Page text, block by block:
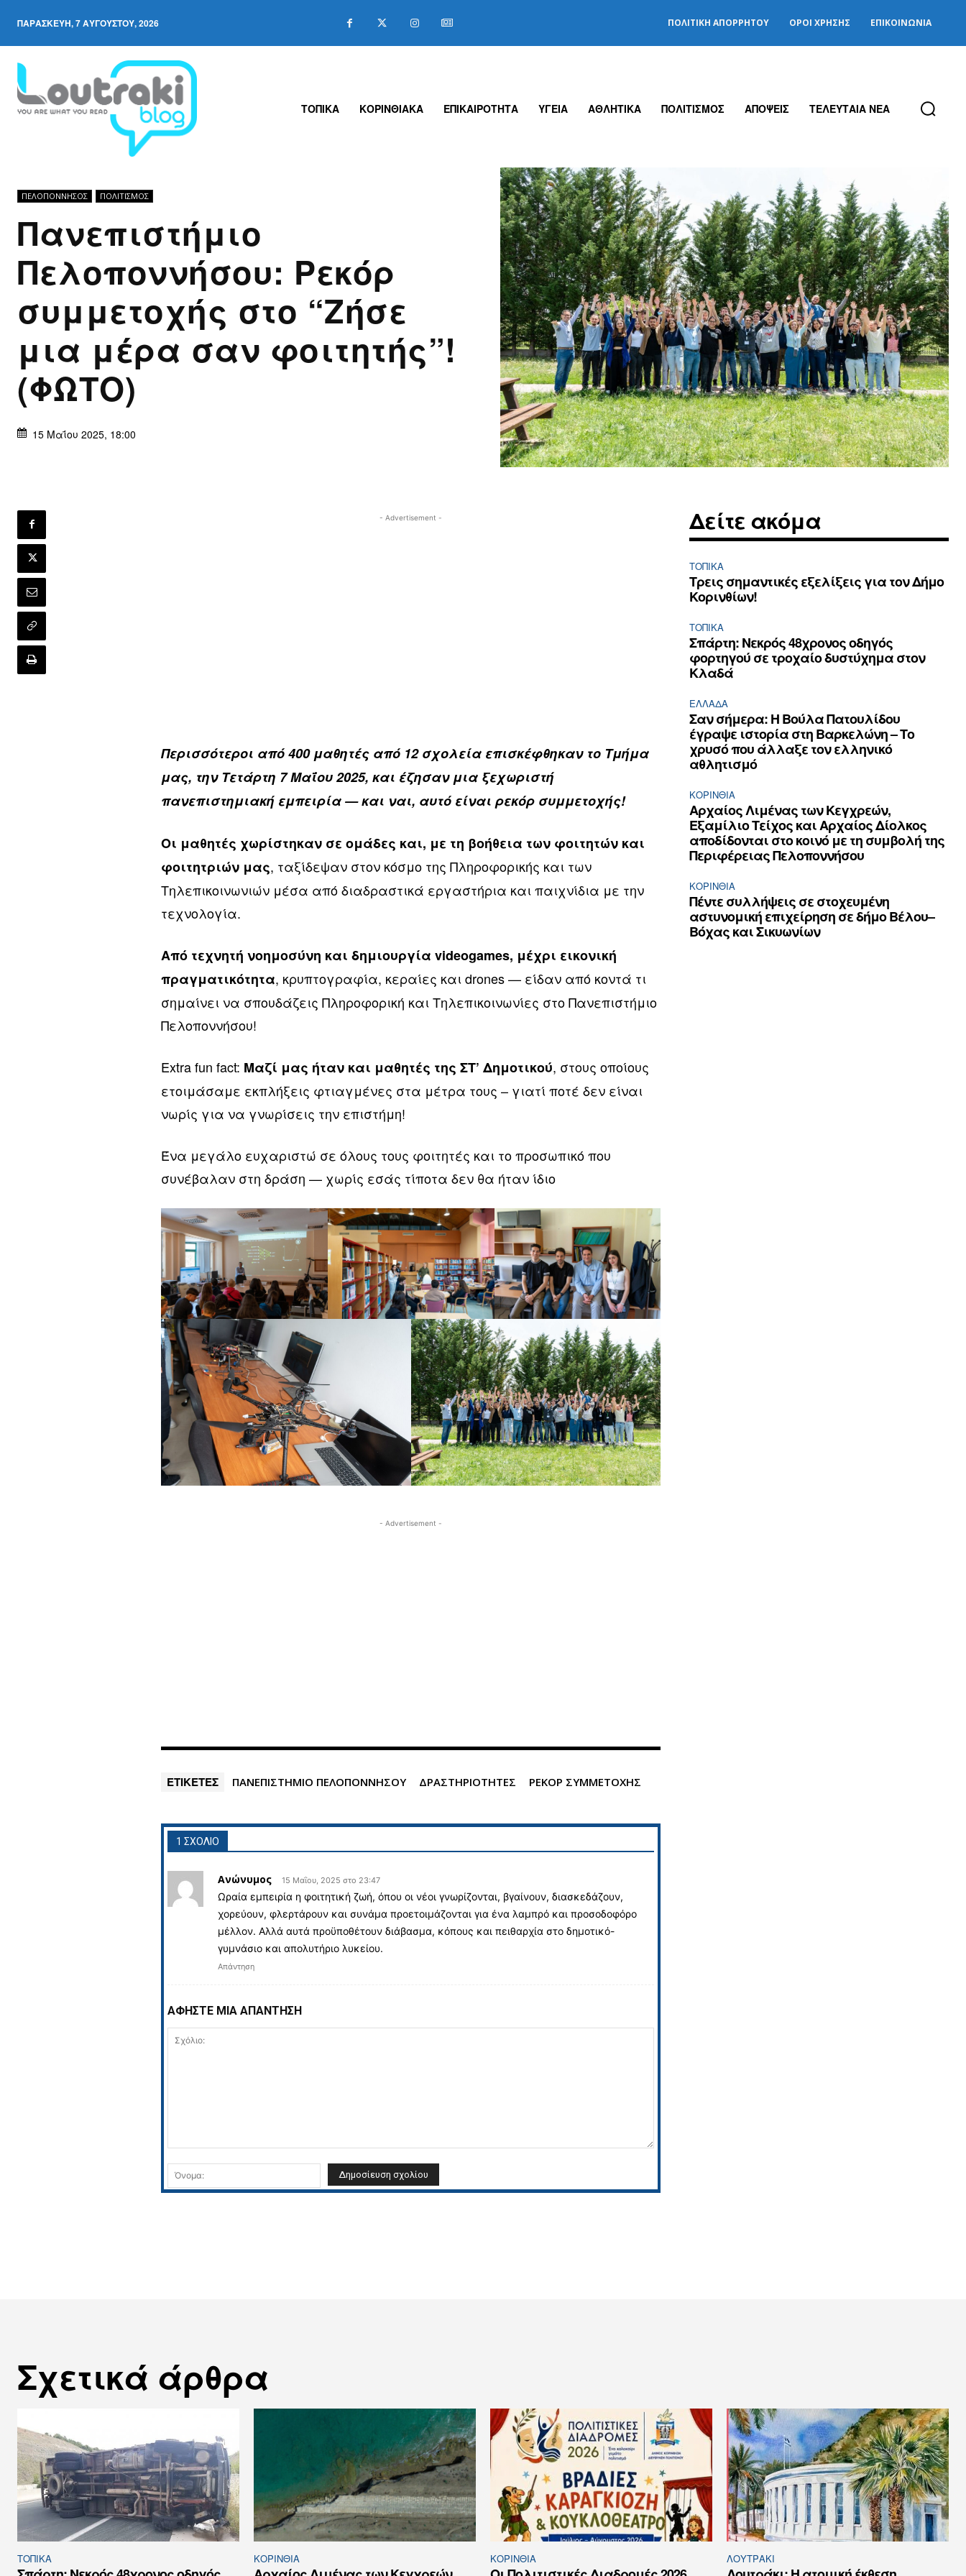
ΠΑΡΑΣΚΕΥΉ, 7 ΑΥΓΟΎΣΤΟΥ, 2026 ΠΟΛΙΤΙΚΉ ΑΠΟΡΡΉΤΟΥ ΌΡΟΙ ΧΡΉΣΗΣ ΕΠΙΚΟΙΝΩΝΊΑ
ΤΟΠΙΚΑ ΚΟΡΙΝΘΙΑΚΑ ΕΠΙΚΑΙΡΟΤΗΤΑ ΥΓΕΙΑ ΑΘΛΗΤΙΚΑ ΠΟΛΙΤΙΣΜΟΣ ΑΠΟΨΕΙΣ ΤΕΛΕΥΤΑΙΑ ΝΕΑ
ΠΕΛΟΠΌΝΝΗΣΟΣ ΠΟΛΙΤΙΣΜΟΣ
Πανεπιστήμιο
Πελοποννήσου: Ρεκόρ
συμμετοχής στο “Ζήσε
μια μέρα σαν φοιτητής”!
(ΦΩΤΟ)
15 Μαΐου 2025, 18:00
- Advertisement -
Περισσότεροι από 400 μαθητές από 12 σχολεία επισκέφθηκαν το Τμήμα
μας, την Τετάρτη 7 Μαΐου 2025, και έζησαν μια ξεχωριστή
πανεπιστημιακή εμπειρία — και ναι, αυτό είναι ρεκόρ συμμετοχής!
Οι μαθητές χωρίστηκαν σε ομάδες και, με τη βοήθεια των φοιτητών και
φοιτητριών μας, ταξίδεψαν στον κόσμο της Πληροφορικής και των
Τηλεπικοινωνιών μέσα από διαδραστικά εργαστήρια και παιχνίδια με την
τεχνολογία.
Από τεχνητή νοημοσύνη και δημιουργία videogames, μέχρι εικονική
πραγματικότητα, κρυπτογραφία, κεραίες και drones — είδαν από κοντά τι
σημαίνει να σπουδάζεις Πληροφορική και Τηλεπικοινωνίες στο Πανεπιστήμιο
Πελοποννήσου!
Extra fun fact: Μαζί μας ήταν και μαθητές της ΣΤ’ Δημοτικού, στους οποίους
ετοιμάσαμε εκπλήξεις φτιαγμένες στα μέτρα τους – γιατί ποτέ δεν είναι
νωρίς για να γνωρίσεις την επιστήμη!
Ένα μεγάλο ευχαριστώ σε όλους τους φοιτητές και το προσωπικό που
συνέβαλαν στη δράση — χωρίς εσάς τίποτα δεν θα ήταν ίδιο
- Advertisement -
ΕΤΙΚΕΤΕΣ ΠΑΝΕΠΙΣΤΗΜΙΟ ΠΕΛΟΠΟΝΝΗΣΟΥ ΔΡΑΣΤΗΡΙΟΤΗΤΕΣ ΡΕΚΟΡ ΣΥΜΜΕΤΟΧΗΣ
1 ΣΧΟΛΙΟ
Ανώνυμος 15 Μαΐου, 2025 στο 23:47
Ωραία εμπειρία η φοιτητική ζωή, όπου οι νέοι γνωρίζονται, βγαίνουν, διασκεδάζουν,
χορεύουν, φλερτάρουν και συνάμα προετοιμάζονται για ένα λαμπρό και προσοδοφόρο
μέλλον. Αλλά αυτά προϋποθέτουν διάβασμα, κόπους και πειθαρχία στο δημοτικό-
γυμνάσιο και απολυτήριο λυκείου.
Απάντηση
ΑΦΗΣΤΕ ΜΙΑ ΑΠΑΝΤΗΣΗ
Όνομα:
Δείτε ακόμα
ΤΟΠΙΚΑ
Τρεις σημαντικές εξελίξεις για τον Δήμο
Κορινθίων!
ΤΟΠΙΚΑ
Σπάρτη: Νεκρός 48χρονος οδηγός
φορτηγού σε τροχαίο δυστύχημα στον
Κλαδά
ΕΛΛΆΔΑ
Σαν σήμερα: Η Βούλα Πατουλίδου
έγραψε ιστορία στη Βαρκελώνη – Το
χρυσό που άλλαξε τον ελληνικό
αθλητισμό
ΚΟΡΙΝΘΊΑ
Αρχαίος Λιμένας των Κεγχρεών,
Εξαμίλιο Τείχος και Aρχαίος Δίολκος
αποδίδονται στο κοινό με τη συμβολή της
Περιφέρειας Πελοποννήσου
ΚΟΡΙΝΘΊΑ
Πέντε συλλήψεις σε στοχευμένη
αστυνομική επιχείρηση σε δήμο Βέλου–
Βόχας και Σικυωνίων
Σχετικά άρθρα
ΤΟΠΙΚΑ ΚΟΡΙΝΘΊΑ ΚΟΡΙΝΘΊΑ ΛΟΥΤΡΆΚΙ